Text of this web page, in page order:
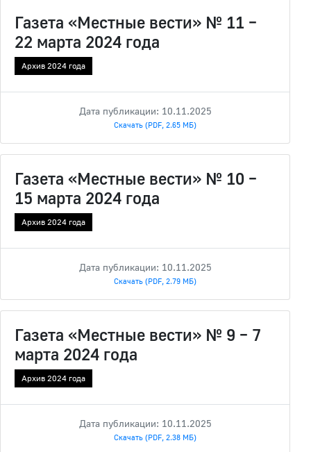
Газета «Местные вести» № 11 –
22 марта 2024 года
Архив 2024 года
Дата публикации: 10.11.2025
Скачать (PDF, 2.65 МБ)
Газета «Местные вести» № 10 –
15 марта 2024 года
Архив 2024 года
Дата публикации: 10.11.2025
Скачать (PDF, 2.79 МБ)
Газета «Местные вести» № 9 – 7
марта 2024 года
Архив 2024 года
Дата публикации: 10.11.2025
Скачать (PDF, 2.38 МБ)